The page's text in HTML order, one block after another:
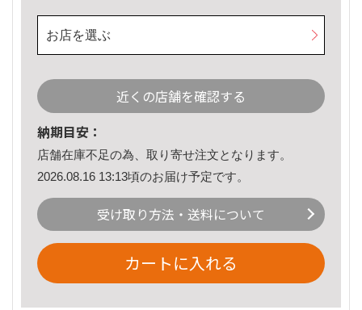
お店を選ぶ
近くの店舗を確認する
納期目安：
店舗在庫不足の為、取り寄せ注文となります。
2026.08.16 13:13頃のお届け予定です。
受け取り方法・送料について
カートに入れる